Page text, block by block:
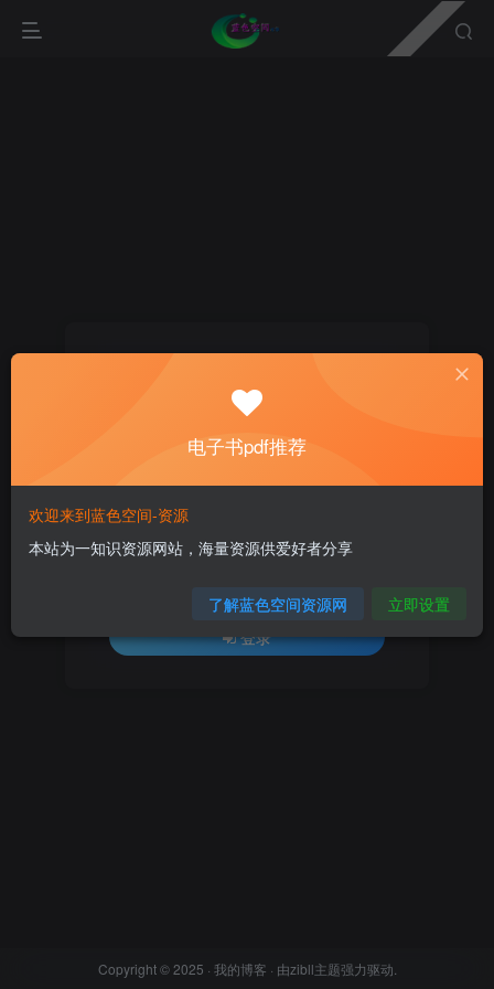
用户名或邮箱
登录密码
登录
Copyright © 2025 · 我的博客 · 由zibll主题强力驱动.
电子书pdf推荐
欢迎来到蓝色空间-资源
本站为一知识资源网站，海量资源供爱好者分享
了解蓝色空间资源网 立即设置